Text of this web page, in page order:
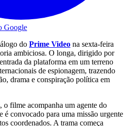
Google
do Prime Video na sexta-feira
ambiciosa. O longa, dirigido por
da plataforma em um terreno
de espionagem, trazendo
drama e conspiração política em
, o filme acompanha um agente do
é convocado para uma missão urgente
coordenados. A trama começa